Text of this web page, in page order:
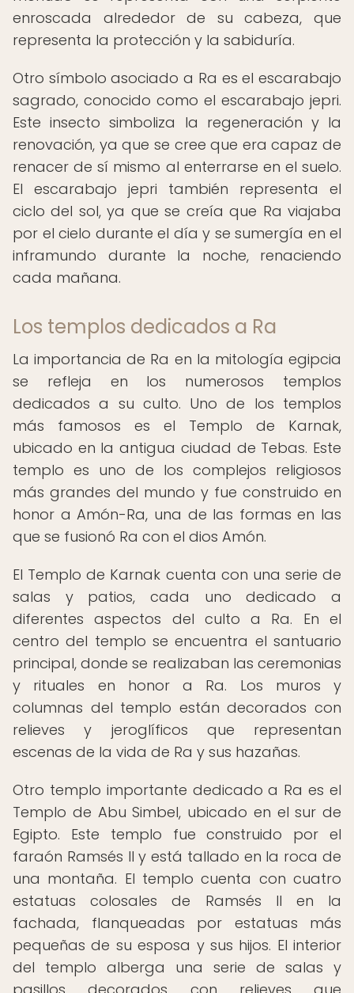
enroscada alrededor de su cabeza, que
representa la protección y la sabiduría.
Otro símbolo asociado a Ra es el escarabajo
sagrado, conocido como el escarabajo jepri.
Este insecto simboliza la regeneración y la
renovación, ya que se cree que era capaz de
renacer de sí mismo al enterrarse en el suelo.
El escarabajo jepri también representa el
ciclo del sol, ya que se creía que Ra viajaba
por el cielo durante el día y se sumergía en el
inframundo durante la noche, renaciendo
cada mañana.
Los templos dedicados a Ra
La importancia de Ra en la mitología egipcia
se refleja en los numerosos templos
dedicados a su culto. Uno de los templos
más famosos es el Templo de Karnak,
ubicado en la antigua ciudad de Tebas. Este
templo es uno de los complejos religiosos
más grandes del mundo y fue construido en
honor a Amón-Ra, una de las formas en las
que se fusionó Ra con el dios Amón.
El Templo de Karnak cuenta con una serie de
salas y patios, cada uno dedicado a
diferentes aspectos del culto a Ra. En el
centro del templo se encuentra el santuario
principal, donde se realizaban las ceremonias
y rituales en honor a Ra. Los muros y
columnas del templo están decorados con
relieves y jeroglíficos que representan
escenas de la vida de Ra y sus hazañas.
Otro templo importante dedicado a Ra es el
Templo de Abu Simbel, ubicado en el sur de
Egipto. Este templo fue construido por el
faraón Ramsés II y está tallado en la roca de
una montaña. El templo cuenta con cuatro
estatuas colosales de Ramsés II en la
fachada, flanqueadas por estatuas más
pequeñas de su esposa y sus hijos. El interior
del templo alberga una serie de salas y